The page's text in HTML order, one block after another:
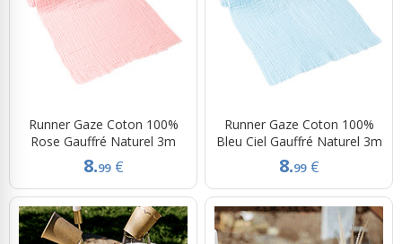
Runner Gaze Coton 100%
Rose Gauffré Naturel 3m
8.99 €
Runner Gaze Coton 100%
Bleu Ciel Gauffré Naturel 3m
8.99 €